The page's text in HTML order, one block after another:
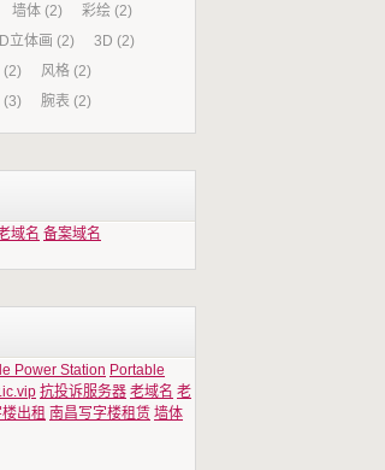
墙体 (2) 彩绘 (2)
立体画 (2) 3D (2)
(2) 风格 (2)
(3) 腕表 (2)
域名 备案域名
Power Station Portable
抗投诉服务器 老域名 老
出租 南昌写字楼租赁 墙体